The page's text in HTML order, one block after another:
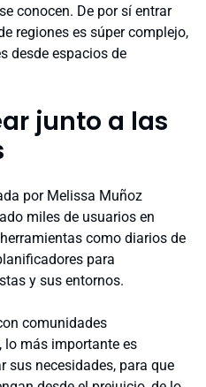
conocen. De por sí entrar
regiones es súper complejo,
desde espacios de
junto a las
por Melissa Muñoz
miles de usuarios en
como diarios de
para
y sus entornos.
comunidades
lo más importante es
sus necesidades, para que